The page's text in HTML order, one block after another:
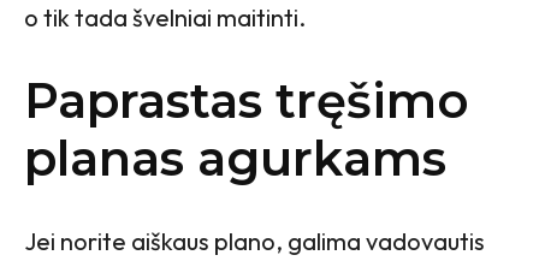
o tik tada švelniai maitinti.
Paprastas tręšimo
planas agurkams
Jei norite aiškaus plano, galima vadovautis